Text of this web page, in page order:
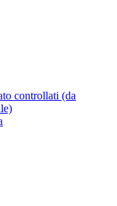
controllati (da